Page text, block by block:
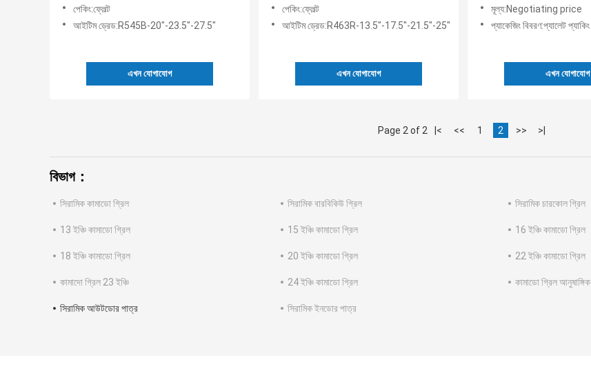
পেকিং:ফ্লেল্ট
আইটিম ড্রেড:R545B-20"-23.5"-27.5"
এখন যোগাযোগ
পেকিং:ফ্লেল্ট
আইটিম ড্রেড:R463R-13.5"-17.5"-21.5"-25"
এখন যোগাযোগ
মূল্য:Negotiating price
প্যাকেজিং বিবরণ:প্যালেট প্যাকিং
এখন যোগাযোগ
Page 2 of 2 |< << 1 2 >> >|
বিভাগ：
সিরামিক কামাডো গ্রিল সিরামিক বারবিকিউ গ্রিল সিরামিক চারকোল গ্রিল
13 ইঞ্চি কামাডো গ্রিল 15 ইঞ্চি কামাডো গ্রিল 16 ইঞ্চি কামাডো গ্রিল
18 ইঞ্চি কামাডো গ্রিল 20 ইঞ্চি কামাডো গ্রিল 22 ইঞ্চি কামাডো গ্রিল
কামাদো গ্রিল 23 ইঞ্চি 24 ইঞ্চি কামাডো গ্রিল কামাডো গ্রিল আনুষাঙ্গিক
সিরামিক আউটডোর পাত্র সিরামিক ইনডোর পাত্র